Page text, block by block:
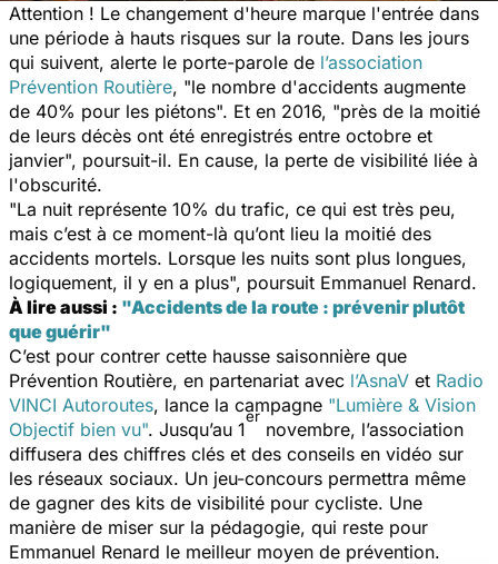
Attention ! Le changement d'heure marque l'entrée dans
une période à hauts risques sur la route. Dans les jours
qui suivent, alerte le porte-parole de l’association
Prévention Routière, "le nombre d'accidents augmente
de 40% pour les piétons". Et en 2016, "près de la moitié
de leurs décès ont été enregistrés entre octobre et
janvier", poursuit-il. En cause, la perte de visibilité liée à
l'obscurité.
"La nuit représente 10% du trafic, ce qui est très peu,
mais c’est à ce moment-là qu’ont lieu la moitié des
accidents mortels. Lorsque les nuits sont plus longues,
logiquement, il y en a plus", poursuit Emmanuel Renard.
À lire aussi : "Accidents de la route : prévenir plutôt
que guérir"
C’est pour contrer cette hausse saisonnière que
Prévention Routière, en partenariat avec l’AsnaV et Radio
VINCI Autoroutes, lance la campagne "Lumière & Vision
Objectif bien vu". Jusqu’au 1
er
novembre, l’association
diffusera des chiffres clés et des conseils en vidéo sur
les réseaux sociaux. Un jeu-concours permettra même
de gagner des kits de visibilité pour cycliste. Une
manière de miser sur la pédagogie, qui reste pour
Emmanuel Renard le meilleur moyen de prévention.